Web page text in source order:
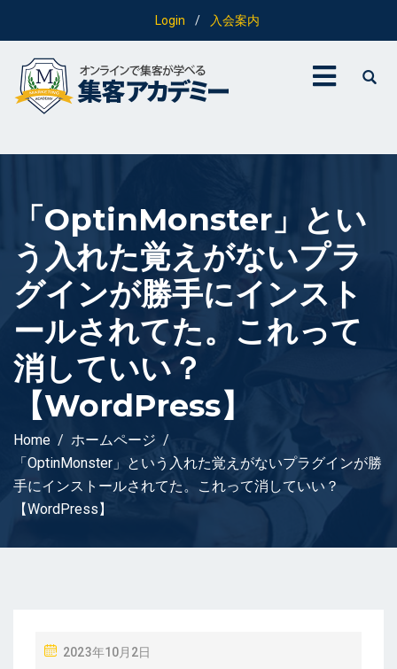
Login / 入会案内
「OptinMonster」とい
う入れた覚えがないプラ
グインが勝手にインスト
ールされてた。これって
消していい？
【WordPress】
Home
ホームページ
「OptinMonster」という入れた覚えがないプラグインが勝
手にインストールされてた。これって消していい？
【WordPress】
P
2023年10月2日